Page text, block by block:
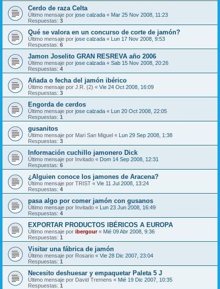
Cerdo de raza Celta
Último mensaje por jose calzada « Mar 25 Nov 2008, 11:23
Respuestas: 3
Qué se valora en un concurso de corte de jamón?
Último mensaje por jose calzada « Lun 17 Nov 2008, 9:53
Respuestas: 6
Jamon Joselito GRAN RESREVA año 2006
Último mensaje por jose calzada « Sab 15 Nov 2008, 20:26
Respuestas: 4
Añada o fecha del jamón ibérico
Último mensaje por J.R. (2) « Vie 24 Oct 2008, 16:09
Respuestas: 3
Engorda de cerdos
Último mensaje por jose calzada « Lun 20 Oct 2008, 22:05
Respuestas: 1
gusanitos
Último mensaje por Mari San Miguel « Lun 29 Sep 2008, 1:38
Respuestas: 3
Información cuchillo jamonero Dick
Último mensaje por Invitado « Dom 14 Sep 2008, 12:31
Respuestas: 6
¿Alguien conoce los jamones de Aracena?
Último mensaje por TRIST « Vie 11 Jul 2008, 13:24
Respuestas: 4
pasa algo por comer jamón con gusanos
Último mensaje por Invitado « Lun 23 Jun 2008, 16:49
Respuestas: 4
EXPORTAR PRODUCTOS IBÉRICOS A EUROPA
Último mensaje por ibergour« Mié 09 Abr 2008, 9:36
Respuestas: 1
Visitar una fábrica de jamón
Último mensaje por Rosario « Vie 28 Dic 2007, 23:04
Respuestas: 1
Necesito deshuesar y empaquetar Paleta 5 J
Último mensaje por David Tremens « Mié 19 Dic 2007, 10:35
Respuestas: 1